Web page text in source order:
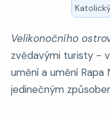
Velikonočního
zvědavými turisty -
umění a umění Rapa
jedinečným